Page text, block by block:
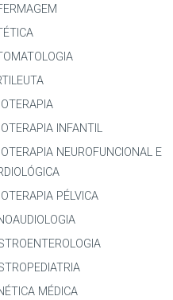
INFANTIL
NEUROFUNCIONAL E
PÉLVICA
MÉDICA